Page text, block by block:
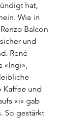
hat,
Wie in
Balcon
und
René
«Ingi»,
Kaffee und
«i» gab
So gestärkt